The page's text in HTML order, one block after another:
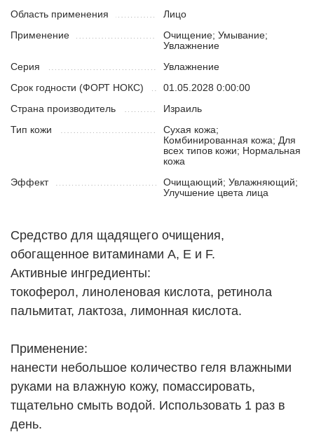
Область применения
Лицо
Применение
Очищение; Умывание;
Увлажнение
Серия
Увлажнение
Срок годности (ФОРТ НОКС)
01.05.2028 0:00:00
Страна производитель
Израиль
Тип кожи
Сухая кожа;
Комбинированная кожа; Для
всех типов кожи; Нормальная
кожа
Эффект
Очищающий; Увлажняющий;
Улучшение цвета лица
Средство для щадящего очищения,
обогащенное витаминами A, E и F.
Активные ингредиенты:
токоферол, линоленовая кислота, ретинола
пальмитат, лактоза, лимонная кислота.
Применение:
нанести небольшое количество геля влажными
руками на влажную кожу, помассировать,
тщательно смыть водой. Использовать 1 раз в
день.